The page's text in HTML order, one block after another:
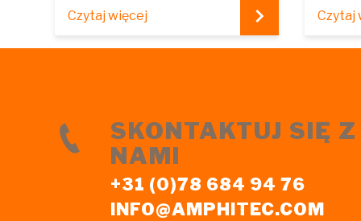
Czytaj więcej Czytaj
SKONTAKTUJ SIĘ Z
NAMI
+31 (0)78 684 94 76
INFO@AMPHITEC.COM